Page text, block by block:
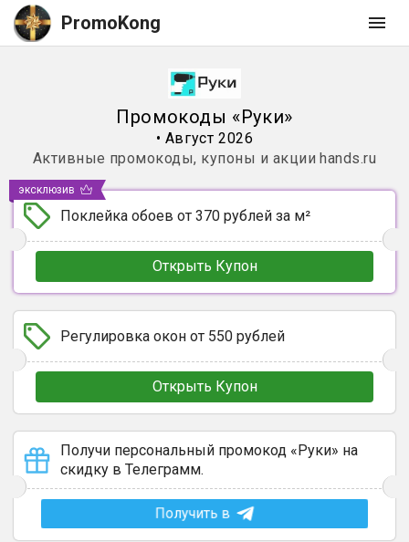
PromoKong
Промокоды «Руки»
• Август 2026
Активные промокоды, купоны и акции hands.ru
Поклейка обоев от 370 рублей за м²
Открыть Купон
эксклюзив
Регулировка окон от 550 рублей
Открыть Купон
Получи персональный промокод «Руки» на
скидку в Телеграмм.
Получить в